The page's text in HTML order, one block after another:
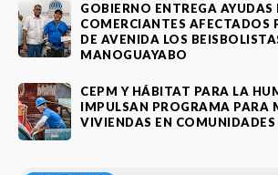
GOBIERNO ENTREGA
COMERCIANTES AFECTADOS
DE AVENIDA LOS
MANOGUAYABO
CEPM Y HÁBITAT PARA LA
IMPULSAN PROGRAMA PARA
VIVIENDAS EN COMUNIDADES